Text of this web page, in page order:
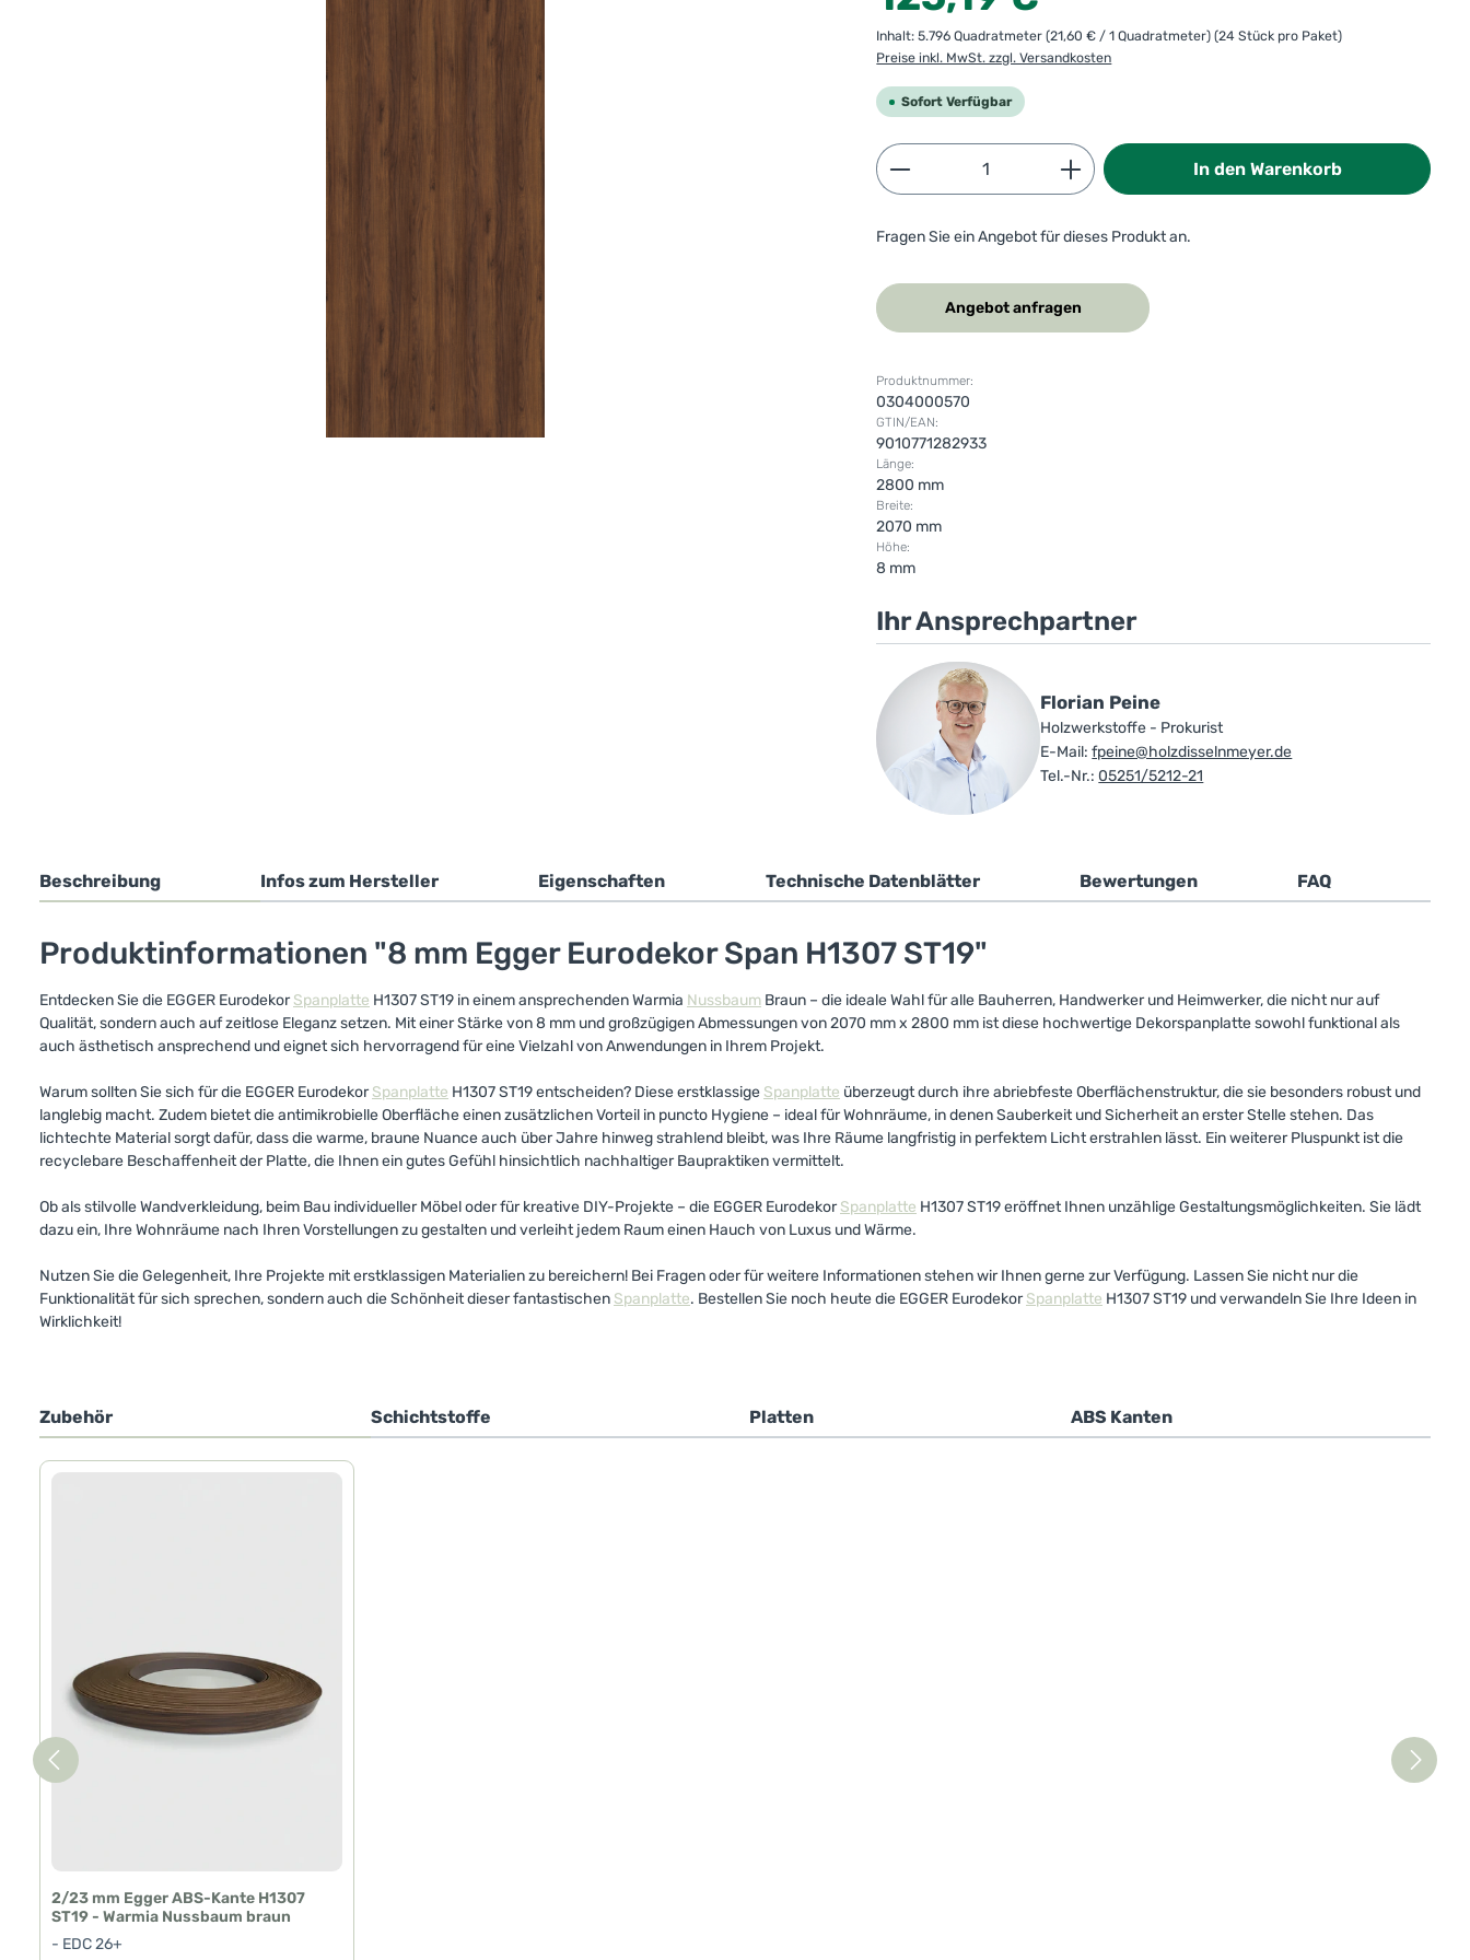
Inhalt:5.796 Quadratmeter(21,60 € / 1 Quadratmeter)(24 Stück pro Paket)
Preise inkl. MwSt. zzgl. Versandkosten
Sofort Verfügbar
Produkt Anzahl: Gib den gewünschten Wert ein
In den Warenkorb
Fragen Sie ein Angebot für dieses Produkt an.
Angebot anfragen
Produktnummer:
0304000570
GTIN/EAN:
9010771282933
Länge:
2800 mm
Breite:
2070 mm
Höhe:
8 mm
Ihr Ansprechpartner
Florian Peine
Holzwerkstoffe - Prokurist
E-Mail: fpeine@holzdisselnmeyer.de
Tel.-Nr.: 05251/5212-21
Beschreibung Infos zum Hersteller Eigenschaften Technische Datenblätter Bewertungen FAQ
Produktinformationen "8 mm Egger Eurodekor Span H1307 ST19"
Entdecken Sie die EGGER EurodekorSpanplatte H1307 ST19 in einem ansprechenden Warmia Nussbaum Braun – die ideale Wahl für alle Bauherren, Handwerker und Heimwerker, die nicht nur auf
Qualität, sondern auch auf zeitlose Eleganz setzen. Mit einer Stärke von 8 mm und großzügigen Abmessungen von 2070 mm x 2800 mm ist diese hochwertige Dekorspanplatte sowohl funktional als
auch ästhetisch ansprechend und eignet sich hervorragend für eine Vielzahl von Anwendungen in Ihrem Projekt.
Warum sollten Sie sich für die EGGER EurodekorSpanplatte H1307 ST19 entscheiden? Diese erstklassige Spanplatte überzeugt durch ihre abriebfeste Oberflächenstruktur, die sie besonders robust und
langlebig macht. Zudem bietet die antimikrobielle Oberfläche einen zusätzlichen Vorteil in puncto Hygiene – ideal für Wohnräume, in denen Sauberkeit und Sicherheit an erster Stelle stehen. Das
lichtechte Material sorgt dafür, dass die warme, braune Nuance auch über Jahre hinweg strahlend bleibt, was Ihre Räume langfristig in perfektem Licht erstrahlen lässt. Ein weiterer Pluspunkt ist die
recyclebare Beschaffenheit der Platte, die Ihnen ein gutes Gefühl hinsichtlich nachhaltiger Baupraktiken vermittelt.
Ob als stilvolle Wandverkleidung, beim Bau individueller Möbel oder für kreative DIY-Projekte – die EGGER EurodekorSpanplatte H1307 ST19 eröffnet Ihnen unzählige Gestaltungsmöglichkeiten. Sie lädt
dazu ein, Ihre Wohnräume nach Ihren Vorstellungen zu gestalten und verleiht jedem Raum einen Hauch von Luxus und Wärme.
Nutzen Sie die Gelegenheit, Ihre Projekte mit erstklassigen Materialien zu bereichern! Bei Fragen oder für weitere Informationen stehen wir Ihnen gerne zur Verfügung. Lassen Sie nicht nur die
Funktionalität für sich sprechen, sondern auch die Schönheit dieser fantastischen Spanplatte. Bestellen Sie noch heute die EGGER EurodekorSpanplatte H1307 ST19 und verwandeln Sie Ihre Ideen in
Wirklichkeit!
Zubehör Schichtstoffe Platten ABS Kanten
Produktgalerie überspringen
2/23 mm Egger ABS-Kante H1307
ST19 - Warmia Nussbaum braun
- EDC 26+